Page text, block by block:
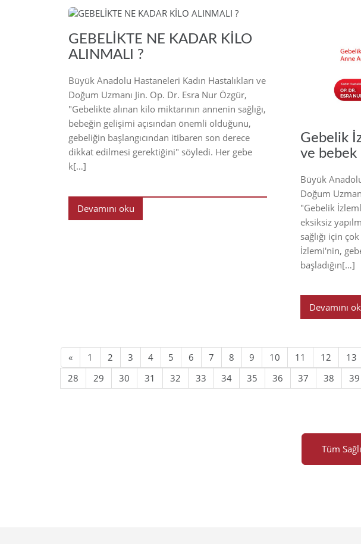
GEBELİKTE NE KADAR KİLO
ALINMALI ?
Büyük Anadolu Hastaneleri Kadın Hastalıkları ve
Doğum Uzmanı Jin. Op. Dr. Esra Nur Özgür,
"Gebelikte alınan kilo miktarının annenin sağlığı,
bebeğin gelişimi açısından önemli olduğunu,
gebeliğin başlangıcından itibaren son derece
dikkat edilmesi gerektiğini" söyledi. Her gebe
k[…]
Devamını oku
Gebelik
ve bebek
Büyük
Doğum
"Gebelik
eksiksiz
sağlığı için
İzlemi'nin,
başladığın[…]
Devamını
« 1 2 3 4 5 6 7 8 9 10 11 12 13
28
29 30 31 32 33 34 35 36 37 38 39
Tüm